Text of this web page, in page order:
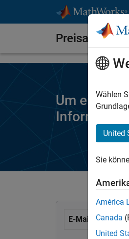
Preisangebot
Um ein
E-Mail Adresse
Wählen
United
Sie
América
Canada
United